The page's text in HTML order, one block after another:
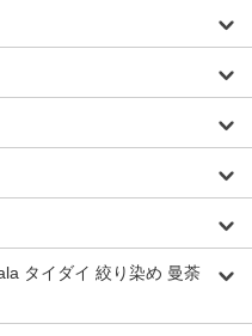
タイダイ 絞り染め 曼荼